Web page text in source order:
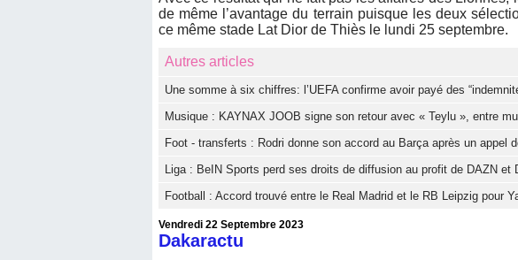
de même l’avantage du terrain puisque les deux
ce même stade Lat Dior de Thiès le lundi 25 septembre.
Autres articles
Une somme à six chiffres: l’UEFA confirme avoir payé des
Musique : KAYNAX JOOB signe son retour avec « Teylu », entre
Foot - transferts : Rodri donne son accord au Barça après un appel
Liga : BeIN Sports perd ses droits de diffusion au profit de DAZN et
Football : Accord trouvé entre le Real Madrid et le RB Leipzig pour
Vendredi 22 Septembre 2023
Dakaractu